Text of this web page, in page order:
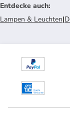
Entdecke auch:
Lampen & Leuchten|